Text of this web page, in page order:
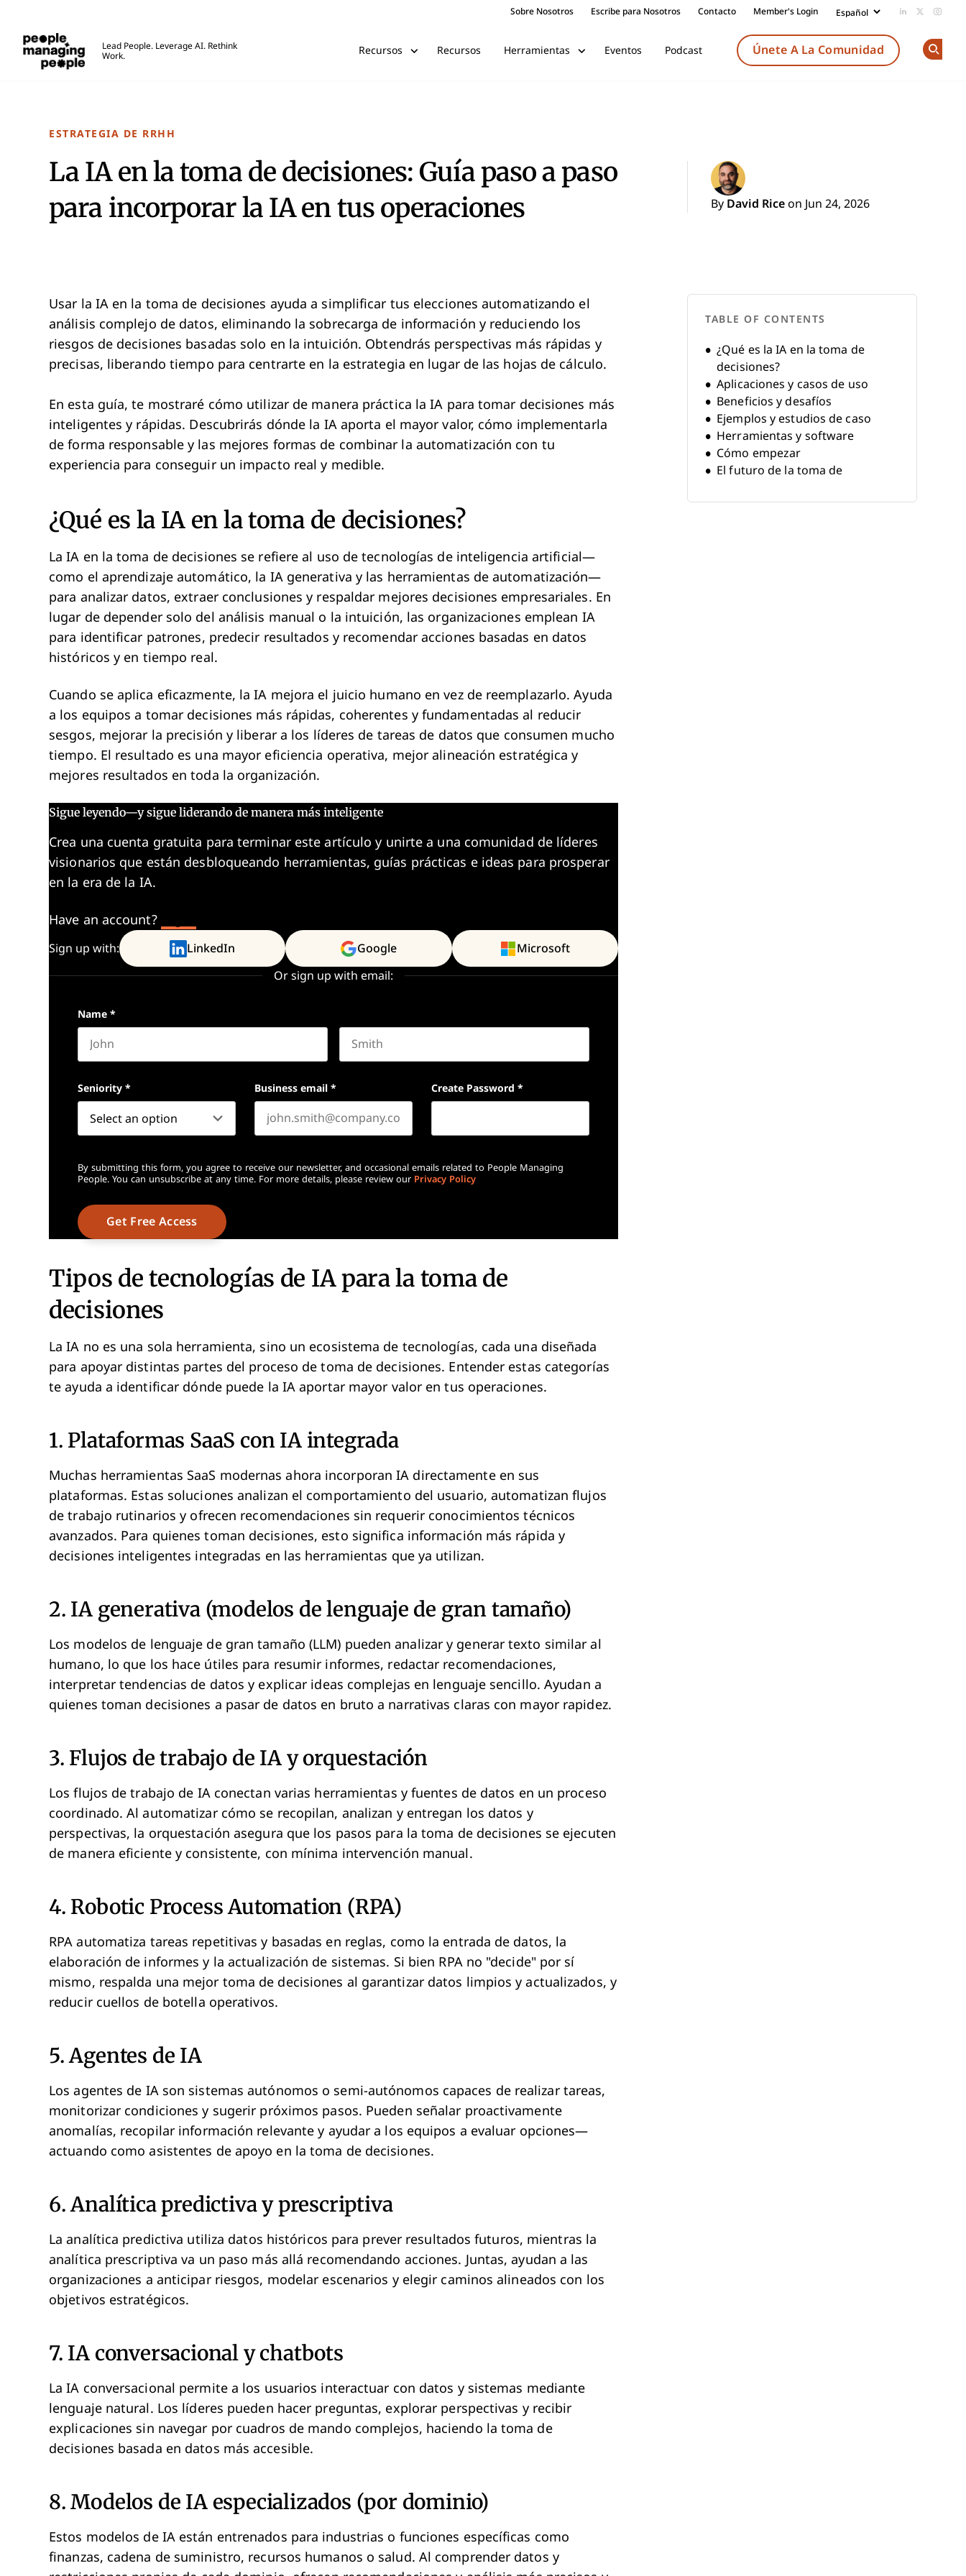
Sobre Nosotros Escribe para Nosotros Contacto Member's Login Add us on
Follow
Lead People. Leverage AI. Rethink
Work.
Recursos Recursos Herramientas Eventos Podcast Únete A La Comunidad
ESTRATEGIA DE RRHH
La IA en la toma de decisiones: Guía paso a paso
para incorporar la IA en tus operaciones
By David Rice on Jun 24, 2026
Usar la IA en la toma de decisiones ayuda a simplificar tus elecciones automatizando el
análisis complejo de datos, eliminando la sobrecarga de información y reduciendo los
riesgos de decisiones basadas solo en la intuición. Obtendrás perspectivas más rápidas y
precisas, liberando tiempo para centrarte en la estrategia en lugar de las hojas de cálculo.
En esta guía, te mostraré cómo utilizar de manera práctica la IA para tomar decisiones más
inteligentes y rápidas. Descubrirás dónde la IA aporta el mayor valor, cómo implementarla
de forma responsable y las mejores formas de combinar la automatización con tu
experiencia para conseguir un impacto real y medible.
¿Qué es la IA en la toma de decisiones?
La IA en la toma de decisiones se refiere al uso de tecnologías de inteligencia artificial—
como el aprendizaje automático, la IA generativa y las herramientas de automatización—
para analizar datos, extraer conclusiones y respaldar mejores decisiones empresariales. En
lugar de depender solo del análisis manual o la intuición, las organizaciones emplean IA
para identificar patrones, predecir resultados y recomendar acciones basadas en datos
históricos y en tiempo real.
Cuando se aplica eficazmente, la IA mejora el juicio humano en vez de reemplazarlo. Ayuda
a los equipos a tomar decisiones más rápidas, coherentes y fundamentadas al reducir
sesgos, mejorar la precisión y liberar a los líderes de tareas de datos que consumen mucho
tiempo. El resultado es una mayor eficiencia operativa, mejor alineación estratégica y
mejores resultados en toda la organización.
Sigue leyendo—y sigue liderando de manera más inteligente
Crea una cuenta gratuita para terminar este artículo y unirte a una comunidad de líderes
visionarios que están desbloqueando herramientas, guías prácticas e ideas para prosperar
en la era de la IA.
Have an account?
Sign up with: LinkedIn Google Microsoft
Or sign up with email:
Name *
Seniority * Business email * Create Password *
By submitting this form, you agree to receive our newsletter, and occasional emails related to People Managing
People. You can unsubscribe at any time. For more details, please review our Privacy Policy
Tipos de tecnologías de IA para la toma de
decisiones
La IA no es una sola herramienta, sino un ecosistema de tecnologías, cada una diseñada
para apoyar distintas partes del proceso de toma de decisiones. Entender estas categorías
te ayuda a identificar dónde puede la IA aportar mayor valor en tus operaciones.
1. Plataformas SaaS con IA integrada
Muchas herramientas SaaS modernas ahora incorporan IA directamente en sus
plataformas. Estas soluciones analizan el comportamiento del usuario, automatizan flujos
de trabajo rutinarios y ofrecen recomendaciones sin requerir conocimientos técnicos
avanzados. Para quienes toman decisiones, esto significa información más rápida y
decisiones inteligentes integradas en las herramientas que ya utilizan.
2. IA generativa (modelos de lenguaje de gran tamaño)
Los modelos de lenguaje de gran tamaño (LLM) pueden analizar y generar texto similar al
humano, lo que los hace útiles para resumir informes, redactar recomendaciones,
interpretar tendencias de datos y explicar ideas complejas en lenguaje sencillo. Ayudan a
quienes toman decisiones a pasar de datos en bruto a narrativas claras con mayor rapidez.
3. Flujos de trabajo de IA y orquestación
Los flujos de trabajo de IA conectan varias herramientas y fuentes de datos en un proceso
coordinado. Al automatizar cómo se recopilan, analizan y entregan los datos y
perspectivas, la orquestación asegura que los pasos para la toma de decisiones se ejecuten
de manera eficiente y consistente, con mínima intervención manual.
4. Robotic Process Automation (RPA)
RPA automatiza tareas repetitivas y basadas en reglas, como la entrada de datos, la
elaboración de informes y la actualización de sistemas. Si bien RPA no "decide" por sí
mismo, respalda una mejor toma de decisiones al garantizar datos limpios y actualizados, y
reducir cuellos de botella operativos.
5. Agentes de IA
Los agentes de IA son sistemas autónomos o semi-autónomos capaces de realizar tareas,
monitorizar condiciones y sugerir próximos pasos. Pueden señalar proactivamente
anomalías, recopilar información relevante y ayudar a los equipos a evaluar opciones—
actuando como asistentes de apoyo en la toma de decisiones.
6. Analítica predictiva y prescriptiva
La analítica predictiva utiliza datos históricos para prever resultados futuros, mientras la
analítica prescriptiva va un paso más allá recomendando acciones. Juntas, ayudan a las
organizaciones a anticipar riesgos, modelar escenarios y elegir caminos alineados con los
objetivos estratégicos.
7. IA conversacional y chatbots
La IA conversacional permite a los usuarios interactuar con datos y sistemas mediante
lenguaje natural. Los líderes pueden hacer preguntas, explorar perspectivas y recibir
explicaciones sin navegar por cuadros de mando complejos, haciendo la toma de
decisiones basada en datos más accesible.
8. Modelos de IA especializados (por dominio)
Estos modelos de IA están entrenados para industrias o funciones específicas como
finanzas, cadena de suministro, recursos humanos o salud. Al comprender datos y
TABLE OF CONTENTS
¿Qué es la IA en la toma de
decisiones?
Aplicaciones y casos de uso
Beneficios y desafíos
Ejemplos y estudios de caso
Herramientas y software
Cómo empezar
El futuro de la toma de